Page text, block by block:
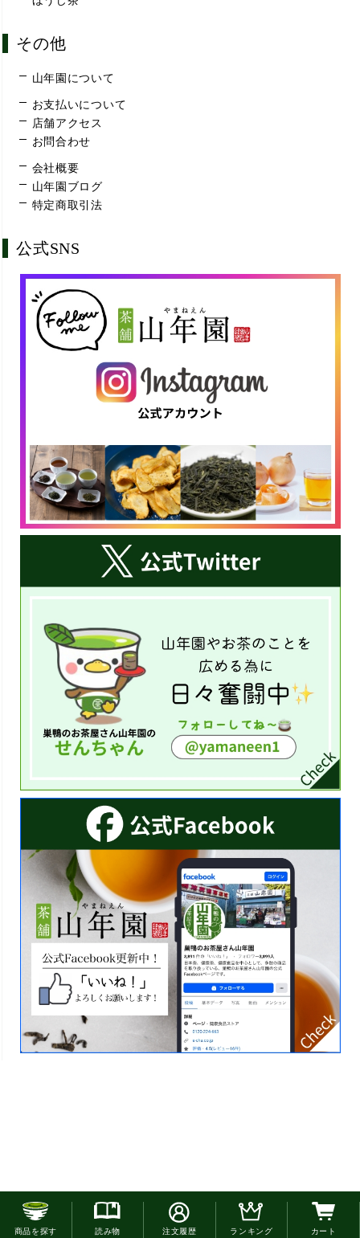
その他
山年園について
お支払いについて
店舗アクセス
お問合わせ
会社概要
山年園ブログ
特定商取引法
公式SNS
お電話でのご注文はこちら
商品を探す 読み物 注文履歴 ランキング カート